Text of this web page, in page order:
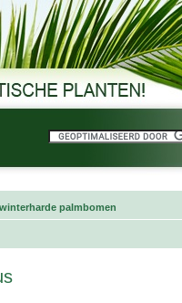
palmbomen